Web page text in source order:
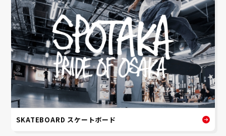
SKATEBOARD スケートボード